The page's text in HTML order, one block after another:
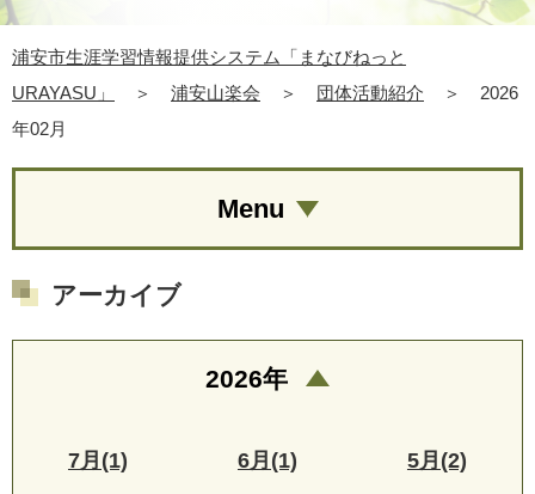
浦安市生涯学習情報提供システム「まなびねっと
URAYASU」
＞ 浦安山楽会 ＞ 団体活動紹介 ＞
2026
年02月
Menu
アーカイブ
2026年
7月(1) 6月(1) 5月(2)